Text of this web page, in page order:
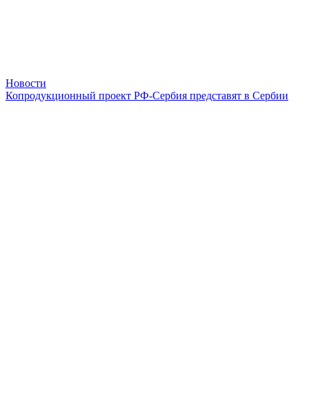
Новости
Копродукционный проект РФ-Сербия представят в Сербии